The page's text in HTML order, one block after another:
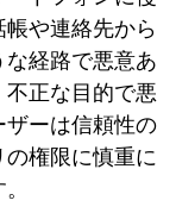
や連絡先から
経路で悪意あ
正な目的で悪
ザーは信頼性の
権限に慎重に